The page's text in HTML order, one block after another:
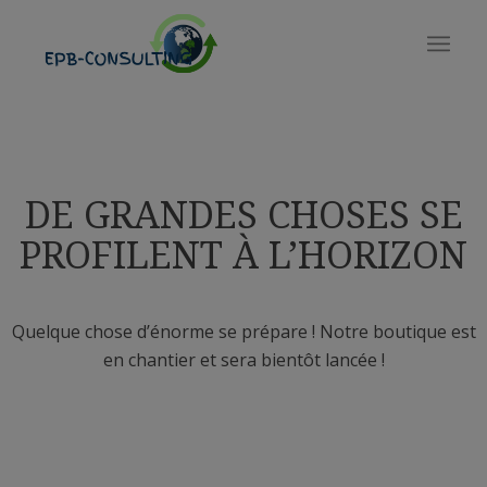
DE GRANDES CHOSES SE
PROFILENT À L’HORIZON
Quelque chose d’énorme se prépare ! Notre boutique est
en chantier et sera bientôt lancée !